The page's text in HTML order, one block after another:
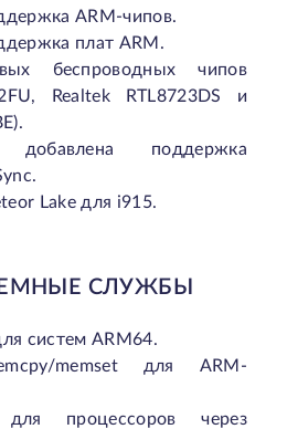
ARM-чипов.
плат ARM.
беспроводных чипов
Realtek RTL8723DS и
поддержка
Lake для i915.
СЛУЖБЫ
систем ARM64.
memset для ARM-
процессоров через